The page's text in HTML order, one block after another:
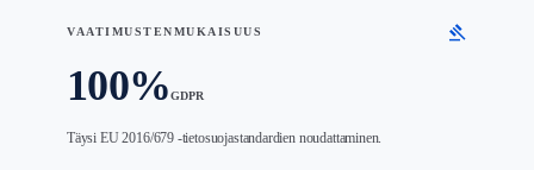
VAATIMUSTENMUKAISUUS gavel
100%GDPR
Täysi EU 2016/679 -tietosuojastandardien noudattaminen.